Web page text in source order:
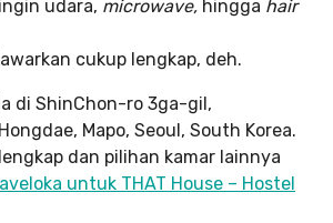
udara, microwave, hingga hair
cukup lengkap, deh.
di ShinChon-ro 3ga-gil,
Mapo, Seoul, South Korea.
dan pilihan kamar lainnya
untuk THAT House – Hostel